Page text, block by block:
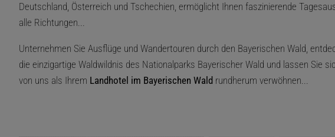
Deutschland, Österreich und Tschechien, ermöglicht Ihnen faszinierende
alle Richtungen...
Unternehmen Sie Ausflüge und Wandertouren durch den Bayerischen Wald,
die einzigartige Waldwildnis des Nationalparks Bayerischer Wald und lassen Sie
von uns als Ihrem Landhotel im Bayerischen Wald rundherum verwöhnen...